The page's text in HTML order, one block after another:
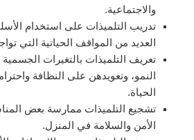
والاجتماعية.
تدريب التلميذات على استخدام
العديد من المواقف الحياتية التي
تعريف التلميذات بالتغيرات الجسمية
النمو، وتعويدهن على النظافة
الحياة.
تشجيع التلميذات ممارسة بعض
الأمن والسلامة في المنزل.